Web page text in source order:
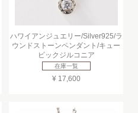
ハワイアンジュエリー/Silver925/ラ
ウンドストーンペンダント/キュー
ビックジルコニア
在庫一覧
¥ 17,600